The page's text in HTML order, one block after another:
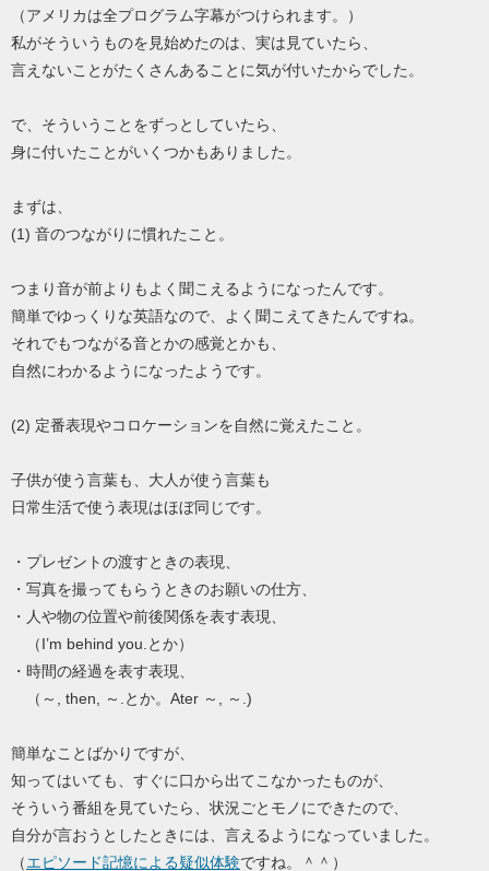
（アメリカは全プログラム字幕がつけられます。）
私がそういうものを見始めたのは、実は見ていたら、
言えないことがたくさんあることに気が付いたからでした。
で、そういうことをずっとしていたら、
身に付いたことがいくつかもありました。
まずは、
(1) 音のつながりに慣れたこと。
つまり音が前よりもよく聞こえるようになったんです。
簡単でゆっくりな英語なので、よく聞こえてきたんですね。
それでもつながる音とかの感覚とかも、
自然にわかるようになったようです。
(2) 定番表現やコロケーションを自然に覚えたこと。
子供が使う言葉も、大人が使う言葉も
日常生活で使う表現はほぼ同じです。
・プレゼントの渡すときの表現、
・写真を撮ってもらうときのお願いの仕方、
・人や物の位置や前後関係を表す表現、
（I’m behind you.とか）
・時間の経過を表す表現、
（～, then, ～.とか。Ater ～, ～.)
簡単なことばかりですが、
知ってはいても、すぐに口から出てこなかったものが、
そういう番組を見ていたら、状況ごとモノにできたので、
自分が言おうとしたときには、言えるようになっていました。
（エピソード記憶による疑似体験ですね。＾＾）